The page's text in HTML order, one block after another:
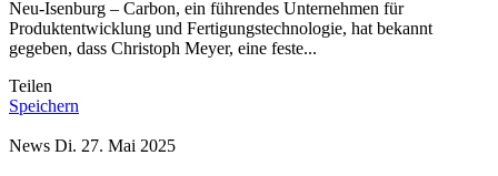
Neu-Isenburg – Carbon, ein führendes Unternehmen für
Produktentwicklung und Fertigungstechnologie, hat bekannt
gegeben, dass Christoph Meyer, eine feste...
Teilen
Speichern
News Di. 27. Mai 2025